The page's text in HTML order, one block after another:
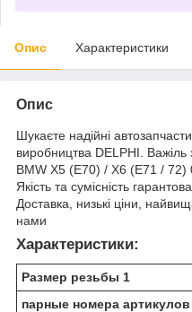
Опис Характеристики
Опис
Шукаєте надійні
виробництва DELPHI. Важіль
BMW X5 (E70) / X6 (E71 / 72)
Якість та сумісність
Доставка, низькі ціни,
нами
Характеристики:
Размер резьбы 1
парные номера артикулов